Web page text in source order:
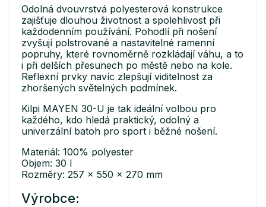
Odolná dvouvrstvá polyesterová konstrukce
zajišťuje dlouhou životnost a spolehlivost při
každodenním používání. Pohodlí při nošení
zvyšují polstrované a nastavitelné ramenní
popruhy, které rovnoměrně rozkládají váhu, a to
i při delších přesunech po městě nebo na kole.
Reflexní prvky navíc zlepšují viditelnost za
zhoršených světelných podmínek.
Kilpi MAYEN 30-U je tak ideální volbou pro
každého, kdo hledá praktický, odolný a
univerzální batoh pro sport i běžné nošení.
Materiál: 100% polyester
Objem: 30 l
Rozměry: 257 x 550 x 270 mm
Výrobce: